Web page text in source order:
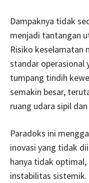
Dampaknya tidak
menjadi tantangan
Risiko keselamatan
standar operasional
tumpang tindih
semakin besar,
ruang udara sipil
Paradoks ini
inovasi yang tidak
hanya tidak
instabilitas